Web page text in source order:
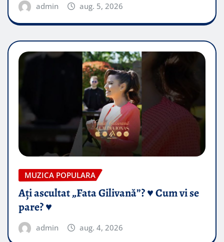
admin aug. 5, 2026
MUZICA POPULARA
Ați ascultat „Fata Gilivană”? ♥️ Cum vi se
pare? ♥️
admin aug. 4, 2026